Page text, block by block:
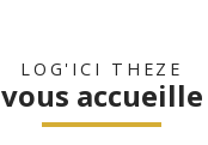
LOG'ICI THEZE
vous accueille